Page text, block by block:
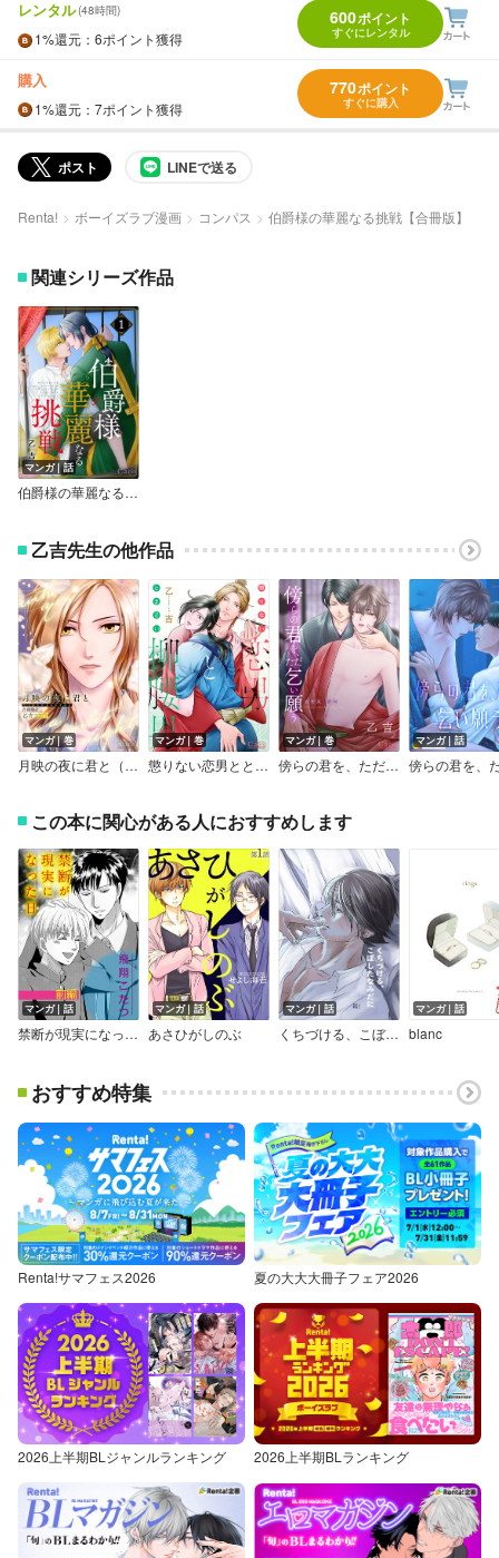
レンタル(48時間)
1%還元 ：6ポイント獲得
600ポイント
すぐにレンタル
購入
1%還元 ：7ポイント獲得
770ポイント
すぐに購入
ポスト LINEで送る
Renta! ボーイズラブ漫画 コンパス 伯爵様の華麗なる挑戦【合冊版】
関連シリーズ作品
マンガ｜話
伯爵様の華麗なる挑戦（単話版）
乙吉先生の他作品
マンガ｜巻
月映の夜に君と（合冊版）
マンガ｜巻
懲りない恋男ととまどい柳腰男
マンガ｜巻
傍らの君を、ただ乞い願う 合冊版
マンガ｜話
この本に関心がある人におすすめします
マンガ｜話
禁断が現実になった日【単話】
マンガ｜話
あさひがしのぶ
マンガ｜話
くちづける、こぼしたなみだに
マンガ｜話
blanc
おすすめ特集
Renta!サマフェス2026 夏の大大大冊子フェア2026
2026上半期BLジャンルランキング 2026上半期BLランキング